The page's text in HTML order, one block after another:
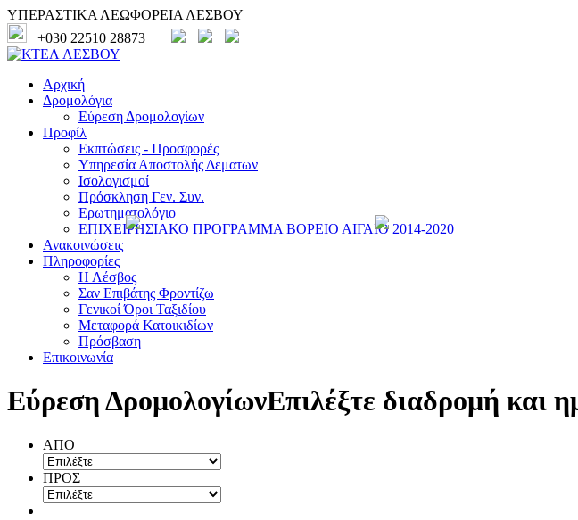
ΥΠΕΡΑΣΤΙΚΑ ΛΕΩΦΟΡΕΙΑ ΛΕΣΒΟΥ
+030 22510 28873
Αρχική
Δρομολόγια
Εύρεση Δρομολογίων
Προφίλ
Εκπτώσεις - Προσφορές
Υπηρεσία Αποστολής Δεματων
Ισολογισμοί
Πρόσκληση Γεν. Συν.
Ερωτηματολόγιο
ΕΠΙΧΕΙΡΗΣΙΑΚΟ ΠΡΟΓΡΑΜΜΑ ΒΟΡΕΙΟ ΑΙΓΑΙΟ 2014-2020
Ανακοινώσεις
Πληροφορίες
Η Λέσβος
Σαν Επιβάτης Φροντίζω
Γενικοί Όροι Ταξιδίου
Μεταφορά Κατοικιδίων
Πρόσβαση
Επικοινωνία
Εύρεση ΔρομολογίωνΕπιλέξτε διαδρομή και
ΑΠΟ
ΠΡΟΣ